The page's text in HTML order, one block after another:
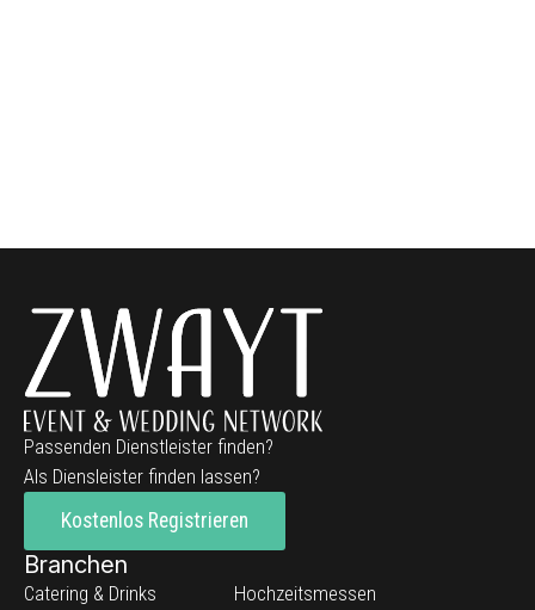
Passenden Dienstleister finden?
Als Diensleister finden lassen?
Kostenlos Registrieren
Branchen
Catering & Drinks Hochzeitsmessen